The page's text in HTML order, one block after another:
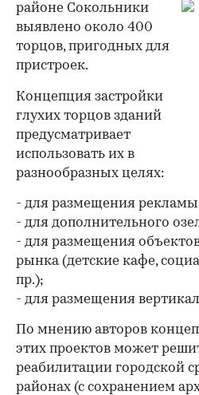
районе Сокольники
выявлено около 400
торцов, пригодных для
пристроек.
Концепция застройки
глухих торцов зданий
предусматривает
использовать их в
разнообразных целях:
- для размещения
- для дополнительного
- для размещения
рынка (детские кафе,
пр.);
- для размещения
По мнению авторов
этих проектов может
реабилитации городской
районах (с сохранением